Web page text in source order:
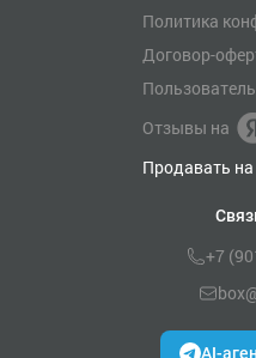
Политика
Договор-
Отзывы на
Продавать
+7
AI-